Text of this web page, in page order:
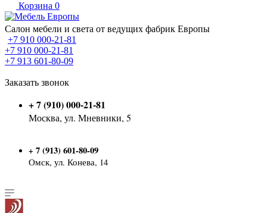
Корзина 0
Салон мебели и света от ведущих фабрик Европы
+7 910 000-21-81
+7 910 000-21-81
+7 913 601-80-09
Заказать звонок
+ 7 (910) 000-21-81
Москва, ул. Мневники, 5
+ 7 (913) 601-80-09
Омск, ул. Конева, 14